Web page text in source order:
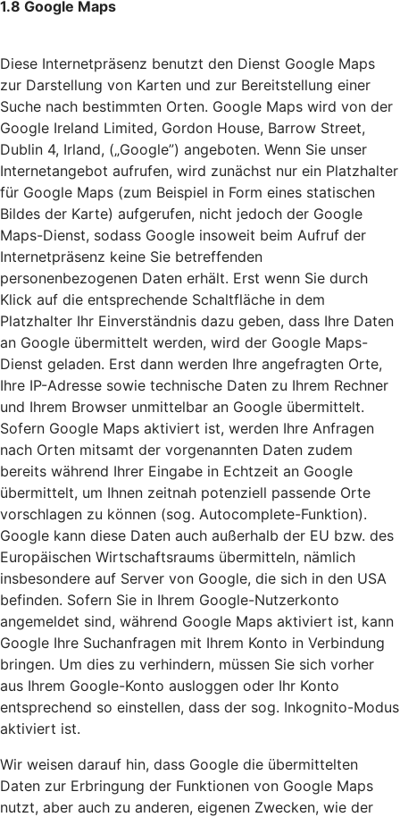
1.8 Google Maps
Diese Internetpräsenz benutzt den Dienst Google Maps
zur Darstellung von Karten und zur Bereitstellung einer
Suche nach bestimmten Orten. Google Maps wird von der
Google Ireland Limited, Gordon House, Barrow Street,
Dublin 4, Irland, („Google”) angeboten. Wenn Sie unser
Internetangebot aufrufen, wird zunächst nur ein Platzhalter
für Google Maps (zum Beispiel in Form eines statischen
Bildes der Karte) aufgerufen, nicht jedoch der Google
Maps-Dienst, sodass Google insoweit beim Aufruf der
Internetpräsenz keine Sie betreffenden
personenbezogenen Daten erhält. Erst wenn Sie durch
Klick auf die entsprechende Schaltfläche in dem
Platzhalter Ihr Einverständnis dazu geben, dass Ihre Daten
an Google übermittelt werden, wird der Google Maps-
Dienst geladen. Erst dann werden Ihre angefragten Orte,
Ihre IP-Adresse sowie technische Daten zu Ihrem Rechner
und Ihrem Browser unmittelbar an Google übermittelt.
Sofern Google Maps aktiviert ist, werden Ihre Anfragen
nach Orten mitsamt der vorgenannten Daten zudem
bereits während Ihrer Eingabe in Echtzeit an Google
übermittelt, um Ihnen zeitnah potenziell passende Orte
vorschlagen zu können (sog. Autocomplete-Funktion).
Google kann diese Daten auch außerhalb der EU bzw. des
Europäischen Wirtschaftsraums übermitteln, nämlich
insbesondere auf Server von Google, die sich in den USA
befinden. Sofern Sie in Ihrem Google-Nutzerkonto
angemeldet sind, während Google Maps aktiviert ist, kann
Google Ihre Suchanfragen mit Ihrem Konto in Verbindung
bringen. Um dies zu verhindern, müssen Sie sich vorher
aus Ihrem Google-Konto ausloggen oder Ihr Konto
entsprechend so einstellen, dass der sog. Inkognito-Modus
aktiviert ist.
Wir weisen darauf hin, dass Google die übermittelten
Daten zur Erbringung der Funktionen von Google Maps
nutzt, aber auch zu anderen, eigenen Zwecken, wie der